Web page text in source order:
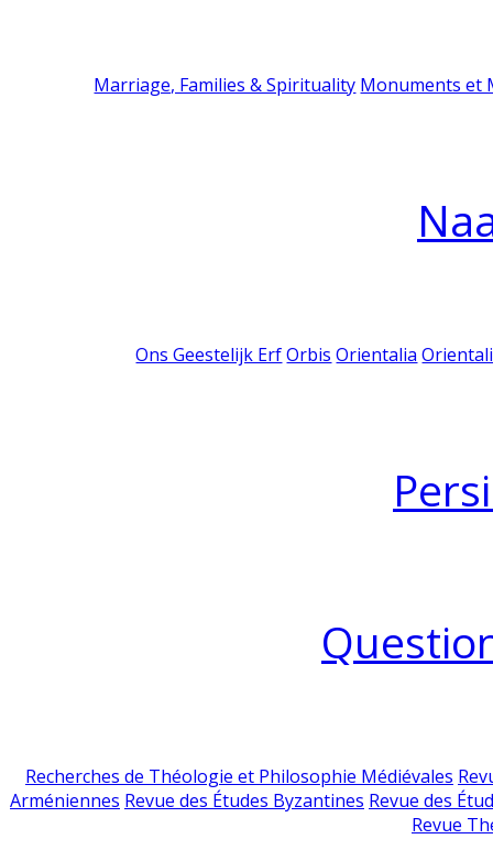
Marriage, Families & Spirituality Monuments et
Ons Geestelijk Erf Orbis Orientalia
Recherches de Théologie et Philosophie Médiévales
Arméniennes Revue des Études Byzantines Revue des
Revue